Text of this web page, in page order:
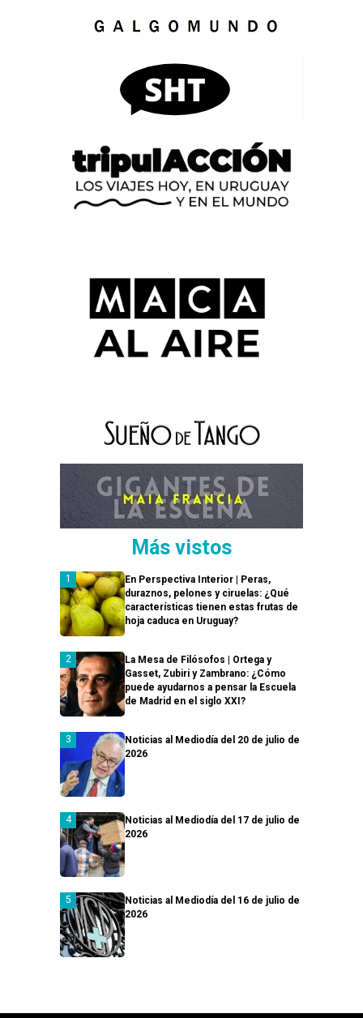
Más vistos
En Perspectiva Interior | Peras,
duraznos, pelones y ciruelas: ¿Qué
características tienen estas frutas de
hoja caduca en Uruguay?
La Mesa de Filósofos | Ortega y
Gasset, Zubiri y Zambrano: ¿Cómo
puede ayudarnos a pensar la Escuela
de Madrid en el siglo XXI?
Noticias al Mediodía del 20 de julio de
2026
Noticias al Mediodía del 17 de julio de
2026
Noticias al Mediodía del 16 de julio de
2026